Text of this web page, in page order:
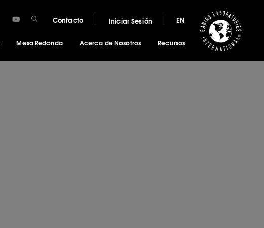
Contacto Iniciar Sesión EN
Mesa Redonda Acerca de Nosotros Recursos